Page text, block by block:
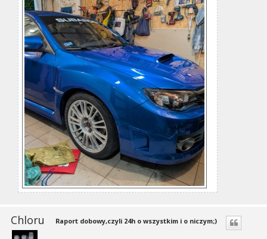
Chloru Raport dobowy,czyli 24h o wszystkim i o niczym;)